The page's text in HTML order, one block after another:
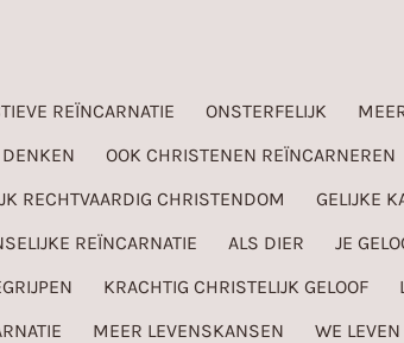
REÏNCARNATIE ONSTERFELIJK
OOK CHRISTENEN REÏNCARNEREN
RECHTVAARDIG CHRISTENDOM
GELIJKE
REÏNCARNATIE ALS DIER
JE
KRACHTIG CHRISTELIJK GELOOF
MEER LEVENSKANSEN
WE LEVEN